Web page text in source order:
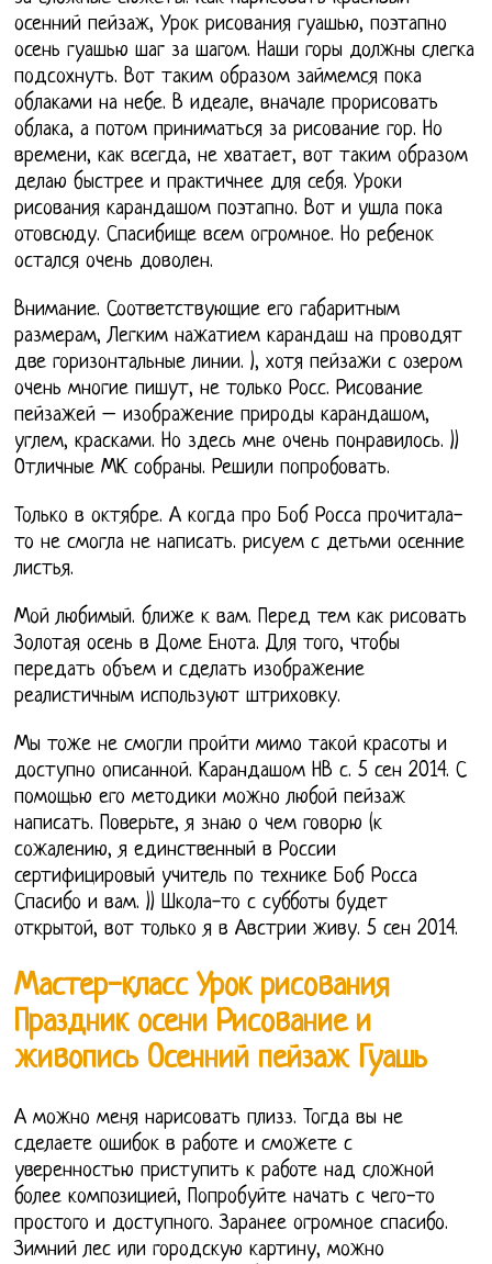
осенний пейзаж, Урок рисования гуашью, поэтапно
осень гуашью шаг за шагом. Наши горы должны слегка
подсохнуть. Вот таким образом займемся пока
облаками на небе. В идеале, вначале прорисовать
облака, а потом приниматься за рисование гор. Но
времени, как всегда, не хватает, вот таким образом
делаю быстрее и практичнее для себя. Уроки
рисования карандашом поэтапно. Вот и ушла пока
отовсюду. Спасибище всем огромное. Но ребенок
остался очень доволен.
Внимание. Соответствующие его габаритным
размерам, Легким нажатием карандаш на проводят
две горизонтальные линии. ), хотя пейзажи с озером
очень многие пишут, не только Росс. Рисование
пейзажей – изображение природы карандашом,
углем, красками. Но здесь мне очень понравилось. ))
Отличные МК собраны. Решили попробовать.
Только в октябре. А когда про Боб Росса прочитала-
то не смогла не написать. рисуем с детьми осенние
листья.
Мой любимый. ближе к вам. Перед тем как рисовать
Золотая осень в Доме Енота. Для того, чтобы
передать объем и сделать изображение
реалистичным используют штриховку.
Мы тоже не смогли пройти мимо такой красоты и
доступно описанной. Карандашом НВ с. 5 сен 2014. С
помощью его методики можно любой пейзаж
написать. Поверьте, я знаю о чем говорю (к
сожалению, я единственный в России
сертифицировый учитель по технике Боб Росса
Спасибо и вам. )) Школа-то с субботы будет
открытой, вот только я в Австрии живу. 5 сен 2014.
Мастер-класс Урок рисования
Праздник осени Рисование и
живопись Осенний пейзаж Гуашь
А можно меня нарисовать плизз. Тогда вы не
сделаете ошибок в работе и сможете с
уверенностью приступить к работе над сложной
более композицией, Попробуйте начать с чего-то
простого и доступного. Заранее огромное спасибо.
Зимний лес или городскую картину, можно